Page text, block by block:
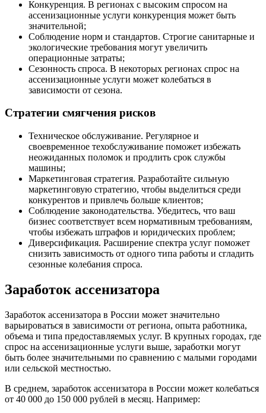
Конкуренция. В регионах с высоким спросом на
ассенизационные услуги конкуренция может быть
значительной;
Соблюдение норм и стандартов. Строгие санитарные и
экологические требования могут увеличить
операционные затраты;
Сезонность спроса. В некоторых регионах спрос на
ассенизационные услуги может колебаться в
зависимости от сезона.
Стратегии смягчения рисков
Техническое обслуживание. Регулярное и
своевременное техобслуживание поможет избежать
неожиданных поломок и продлить срок службы
машины;
Маркетинговая стратегия. Разработайте сильную
маркетинговую стратегию, чтобы выделиться среди
конкурентов и привлечь больше клиентов;
Соблюдение законодательства. Убедитесь, что ваш
бизнес соответствует всем нормативным требованиям,
чтобы избежать штрафов и юридических проблем;
Диверсификация. Расширение спектра услуг поможет
снизить зависимость от одного типа работы и сгладить
сезонные колебания спроса.
Заработок ассенизатора
Заработок ассенизатора в России может значительно
варьироваться в зависимости от региона, опыта работника,
объема и типа предоставляемых услуг. В крупных городах, где
спрос на ассенизационные услуги выше, заработки могут
быть более значительными по сравнению с малыми городами
или сельской местностью.
В среднем, заработок ассенизатора в России может колебаться
от 40 000 до 150 000 рублей в месяц. Например: